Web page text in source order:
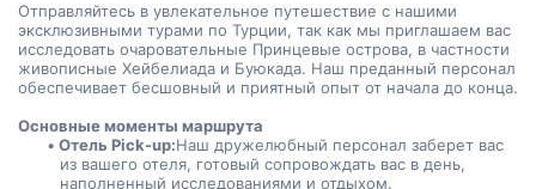
Отправляйтесь в увлекательное путешествие с нашими
эксклюзивными турами по Турции, так как мы приглашаем вас
исследовать очаровательные Принцевые острова, в частности
живописные Хейбелиада и Буюкада. Наш преданный персонал
обеспечивает бесшовный и приятный опыт от начала до конца.
Основные моменты маршрута
Отель Pick-up:Наш дружелюбный персонал заберет вас
из вашего отеля, готовый сопровождать вас в день,
наполненный исследованиями и отдыхом.